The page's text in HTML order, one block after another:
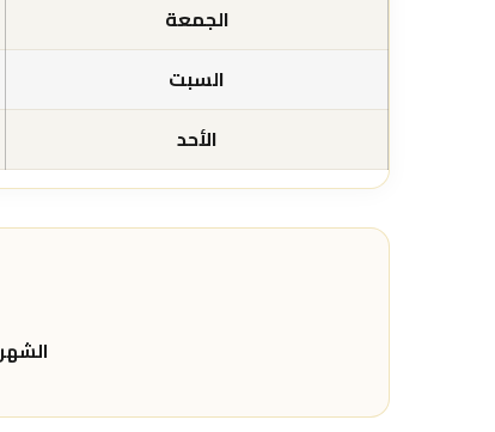
الجمعة
السبت
الأحد
الشهر